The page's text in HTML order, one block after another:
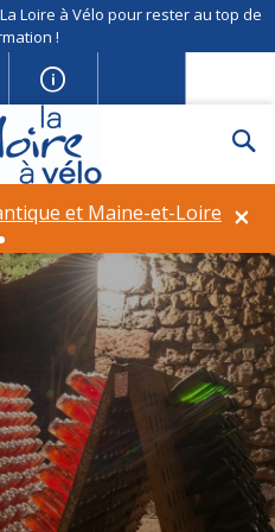
Loire à Vélo pour rester au top de
!
×
et Maine-et-Loire